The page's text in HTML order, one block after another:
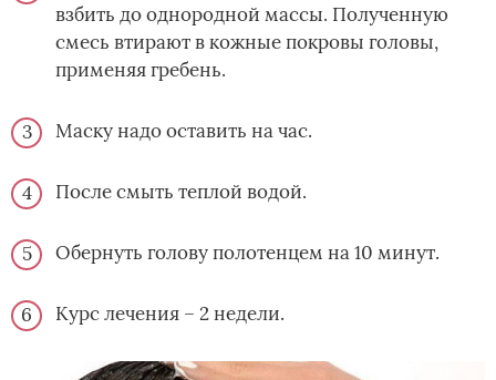
взбить до однородной массы. Полученную
смесь втирают в кожные покровы головы,
применяя гребень.
Маску надо оставить на час.
После смыть теплой водой.
Обернуть голову полотенцем на 10 минут.
Курс лечения – 2 недели.